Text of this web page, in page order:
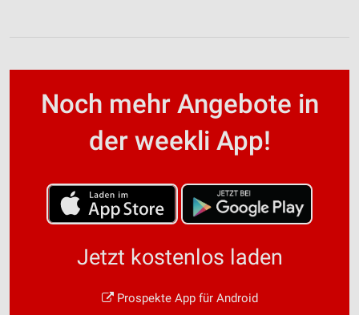
Noch mehr Angebote in
der weekli App!
Jetzt kostenlos laden
Prospekte App für Android